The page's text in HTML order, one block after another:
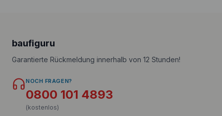
baufiguru
Garantierte Rückmeldung innerhalb von 12 Stunden!
NOCH FRAGEN?
0800 101 4893
(kostenlos)